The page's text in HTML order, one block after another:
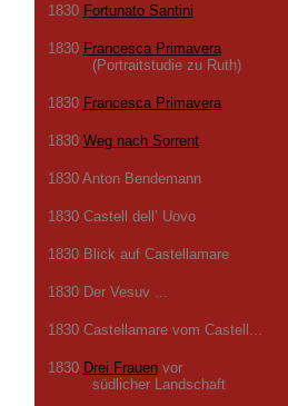
1830 Fortunato Santini
1830 Francesca Primavera
(Portraitstudie zu Ruth)
1830 Francesca Primavera
1830 Weg nach Sorrent
1830 Anton Bendemann
1830 Castell dell’ Uovo
1830 Blick auf Castellamare
1830 Der Vesuv ...
1830 Castellamare vom Castell...
1830 Drei Frauenvor
südlicher Landschaft